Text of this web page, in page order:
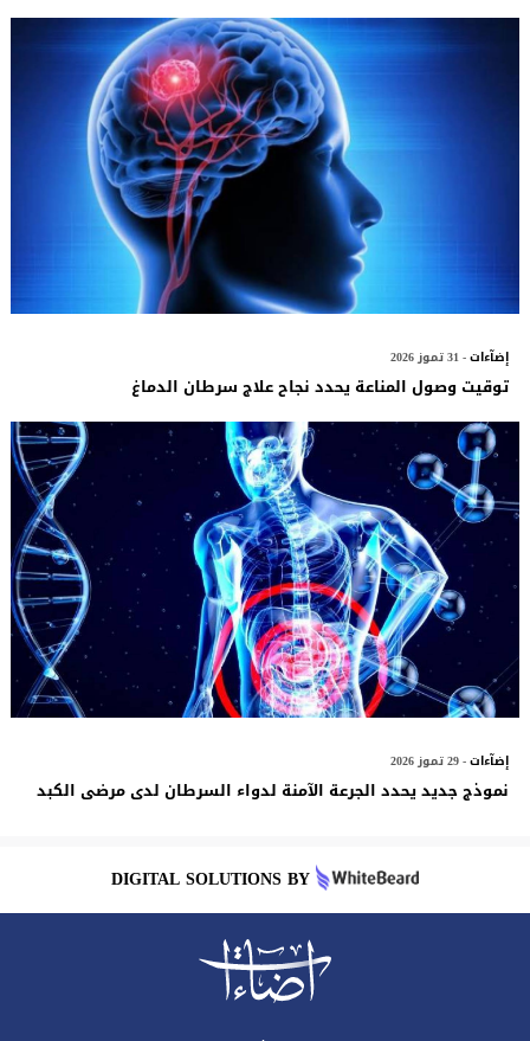
إضآءات- 31 تموز 2026
توقيت وصول المناعة يحدد نجاح علاج سرطان الدماغ
إضآءات- 29 تموز 2026
نموذج جديد يحدد الجرعة الآمنة لدواء السرطان لدى مرضى الكبد
DIGITAL SOLUTIONS BY